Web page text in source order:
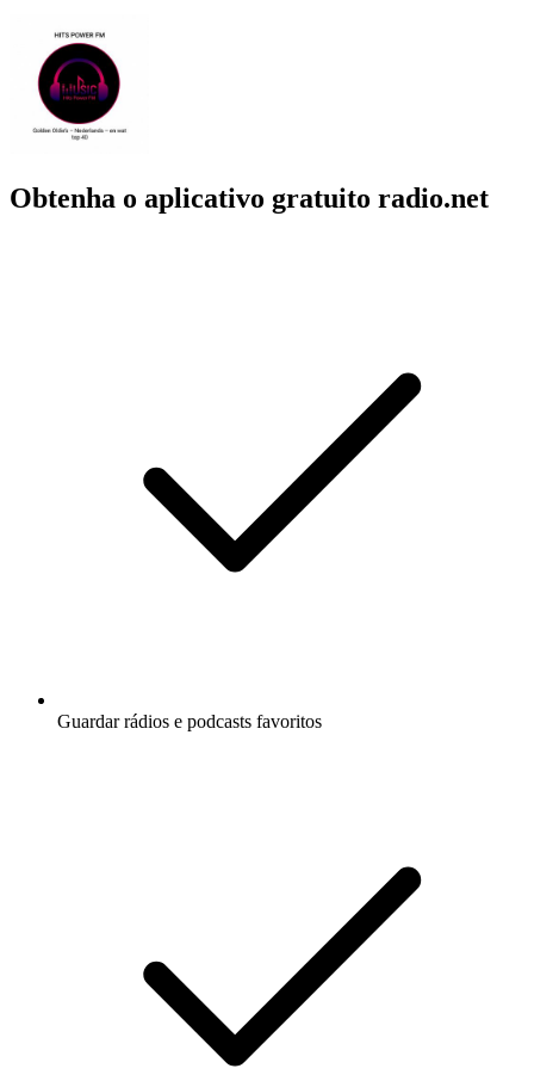
Obtenha o aplicativo gratuito radio.net
Guardar rádios e podcasts favoritos